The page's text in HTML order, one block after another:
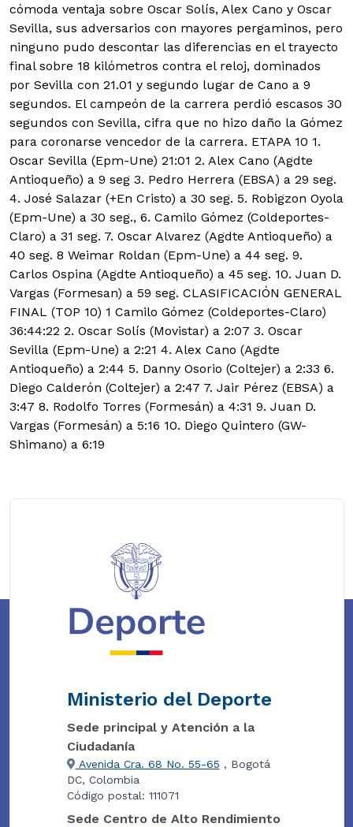
cómoda ventaja sobre Oscar Solís, Alex Cano y Oscar
Sevilla, sus adversarios con mayores pergaminos, pero
ninguno pudo descontar las diferencias en el trayecto
final sobre 18 kilómetros contra el reloj, dominados
por Sevilla con 21.01 y segundo lugar de Cano a 9
segundos. El campeón de la carrera perdió escasos 30
segundos con Sevilla, cifra que no hizo daño la Gómez
para coronarse vencedor de la carrera. ETAPA 10 1.
Oscar Sevilla (Epm-Une) 21:01 2. Alex Cano (Agdte
Antioqueño) a 9 seg 3. Pedro Herrera (EBSA) a 29 seg.
4. José Salazar (+En Cristo) a 30 seg. 5. Robigzon Oyola
(Epm-Une) a 30 seg., 6. Camilo Gómez (Coldeportes-
Claro) a 31 seg. 7. Oscar Alvarez (Agdte Antioqueño) a
40 seg. 8 Weimar Roldan (Epm-Une) a 44 seg. 9.
Carlos Ospina (Agdte Antioqueño) a 45 seg. 10. Juan D.
Vargas (Formesan) a 59 seg. CLASIFICACIÓN GENERAL
FINAL (TOP 10) 1 Camilo Gómez (Coldeportes-Claro)
36:44:22 2. Oscar Solís (Movistar) a 2:07 3. Oscar
Sevilla (Epm-Une) a 2:21 4. Alex Cano (Agdte
Antioqueño) a 2:44 5. Danny Osorio (Coltejer) a 2:33 6.
Diego Calderón (Coltejer) a 2:47 7. Jair Pérez (EBSA) a
3:47 8. Rodolfo Torres (Formesán) a 4:31 9. Juan D.
Vargas (Formesán) a 5:16 10. Diego Quintero (GW-
Shimano) a 6:19
Ministerio del Deporte
Sede principal y Atención a la
Ciudadanía
Avenida Cra. 68 No. 55-65 , Bogotá
DC, Colombia
Código postal: 111071
Sede Centro de Alto Rendimiento